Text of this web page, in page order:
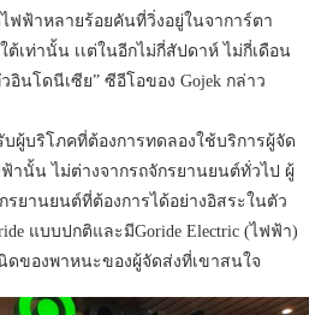
ฟฟ้าหลายร้อยคันที่วิ่งอยู่ในจาการ์ตา
เท่านั้น เเต่ในอีกไม่กี่สัปดาห์ ไม่กี่เดือน
อินโดนีเซีย” ซีอีโอของ Gojek กล่าว
ผู้บริโภคที่ต้องการทดลองใช้บริการผู้จัด
านั้น ไม่ต่างจากรถจักรยานยนต์ทั่วไป ผู้
รยานยนต์ที่ต้องการได้อย่างอิสระในตัว
แบบปกติและมีGoride Electric (ไฟฟ้า)
ดของพาหนะของผู้จัดส่งที่เขาสนใจ